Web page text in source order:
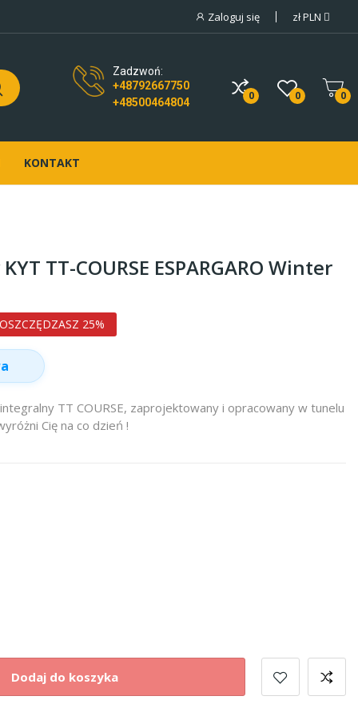
Zaloguj się złPLN
Zadzwoń:
+48792667750
+48500464804
0 0 0
KONTAKT
TT-COURSE ESPARGARO Winter
OSZCZĘDZASZ 25%
TT COURSE, zaprojektowany i opracowany w tunelu
Cię na co dzień !
Dodaj do koszyka